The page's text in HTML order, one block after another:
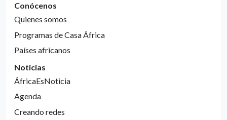
Conócenos
Quienes somos
Programas de Casa África
Países africanos
Noticias
ÁfricaEsNoticia
Agenda
Creando redes